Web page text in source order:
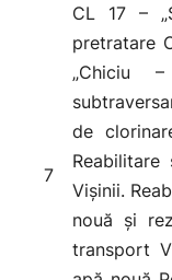
7
CL 17 –
pretratare
„Chiciu
de
Vișinii.
nouă și
transport